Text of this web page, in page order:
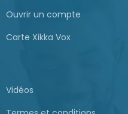
Ouvrir un compte
Carte Xikka Vox
Vidéos